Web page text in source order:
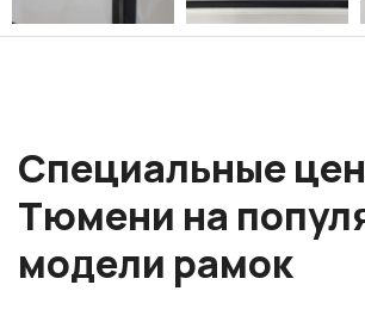
Специальные
Тюмени на
модели рамок